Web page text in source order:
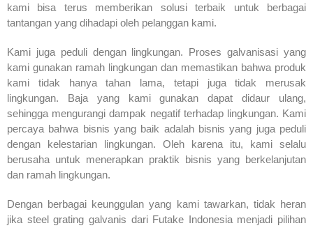
kami bisa terus memberikan solusi terbaik untuk berbagai
tantangan yang dihadapi oleh pelanggan kami.
Kami juga peduli dengan lingkungan. Proses galvanisasi yang
kami gunakan ramah lingkungan dan memastikan bahwa produk
kami tidak hanya tahan lama, tetapi juga tidak merusak
lingkungan. Baja yang kami gunakan dapat didaur ulang,
sehingga mengurangi dampak negatif terhadap lingkungan. Kami
percaya bahwa bisnis yang baik adalah bisnis yang juga peduli
dengan kelestarian lingkungan. Oleh karena itu, kami selalu
berusaha untuk menerapkan praktik bisnis yang berkelanjutan
dan ramah lingkungan.
Dengan berbagai keunggulan yang kami tawarkan, tidak heran
jika steel grating galvanis dari Futake Indonesia menjadi pilihan